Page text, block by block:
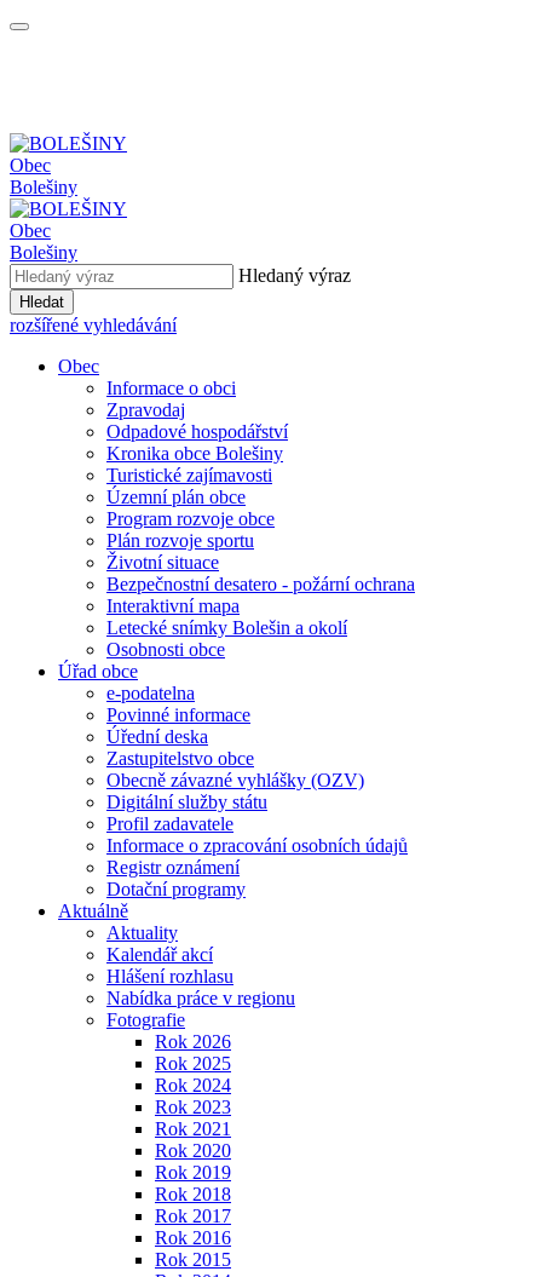
Obec
Bolešiny
Obec
Bolešiny
Hledaný výraz
Hledat
rozšířené vyhledávání
Obec
Informace o obci
Zpravodaj
Odpadové hospodářství
Kronika obce Bolešiny
Turistické zajímavosti
Územní plán obce
Program rozvoje obce
Plán rozvoje sportu
Životní situace
Bezpečnostní desatero - požární ochrana
Interaktivní mapa
Letecké snímky Bolešin a okolí
Osobnosti obce
Úřad obce
e-podatelna
Povinné informace
Úřední deska
Zastupitelstvo obce
Obecně závazné vyhlášky (OZV)
Digitální služby státu
Profil zadavatele
Informace o zpracování osobních údajů
Registr oznámení
Dotační programy
Aktuálně
Aktuality
Kalendář akcí
Hlášení rozhlasu
Nabídka práce v regionu
Fotografie
Rok 2026
Rok 2025
Rok 2024
Rok 2023
Rok 2021
Rok 2020
Rok 2019
Rok 2018
Rok 2017
Rok 2016
Rok 2015